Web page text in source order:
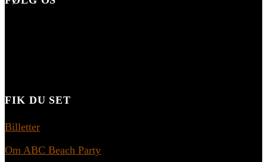
FIK DU SET
Billetter
Om ABC Beach Party